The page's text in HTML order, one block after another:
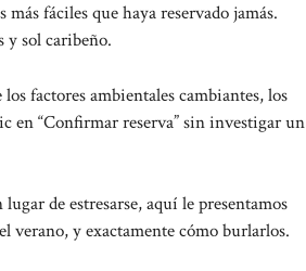
fáciles que haya reservado jamás.
y sol caribeño.
factores ambientales cambiantes, los
en “Confirmar reserva” sin investigar un
de estresarse, aquí le presentamos
verano, y exactamente cómo burlarlos.